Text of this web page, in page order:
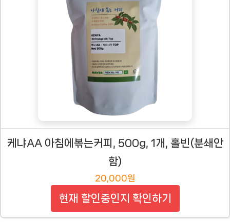
케냐AA 아침에볶는커피, 500g, 1개, 홀빈(분쇄안
함)
20,000원
현재 할인중인지 확인하기